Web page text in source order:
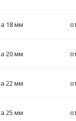
18 мм
20 мм
22 мм
25 мм